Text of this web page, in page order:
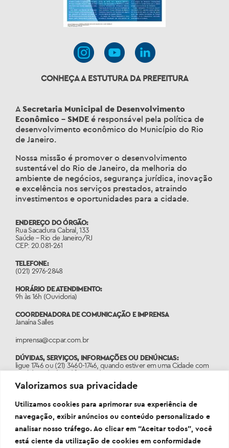
Valorizamos sua privacidade
Utilizamos cookies para aprimorar sua experiência de
navegação, exibir anúncios ou conteúdo personalizado e
analisar nosso tráfego. Ao clicar em “Aceitar todos”, você
está ciente da utilização de cookies em conformidade
CONHEÇA A ESTUTURA DA PREFEITURA
A Secretaria Municipal de Desenvolvimento
Econômico – SMDE é responsável pela política de
desenvolvimento econômico do Município do Rio
de Janeiro.
Nossa missão é promover o desenvolvimento
sustentável do Rio de Janeiro, da melhoria do
ambiente de negócios, segurança jurídica, inovação
e excelência nos serviços prestados, atraindo
investimentos e oportunidades para a cidade.
ENDEREÇO DO ÓRGÃO:
Rua Sacadura Cabral, 133
Saúde – Rio de Janeiro/RJ
CEP: 20.081-261
TELEFONE:
(021) 2976-2848
HORÁRIO DE ATENDIMENTO:
9h às 16h (Ouvidoria)
COORDENADORA DE COMUNICAÇÃO E IMPRENSA
Janaína Salles
imprensa@ccpar.com.br
DÚVIDAS, SERVIÇOS, INFORMAÇÕES OU DENÚNCIAS:
ligue 1746 ou (21) 3460-1746, quando estiver em uma Cidade com
o código de área diferente do 21.
PORTAL: